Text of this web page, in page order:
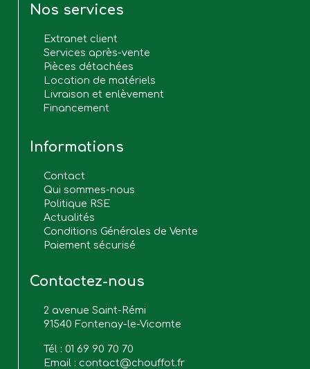
Nos services
Extranet client
Services après-vente
Pièces détachées
Location de matériels
Livraison et enlèvement
Financement
Informations
Contact
Qui sommes-nous
Politique RSE
Actualités
Conditions Générales de Vente
Paiement sécurisé
Contactez-nous
2 avenue Saint-Rémi
91540 Fontenay-le-Vicomte
Tél : 01 69 90 70 70
Email : contact@chouffot.fr